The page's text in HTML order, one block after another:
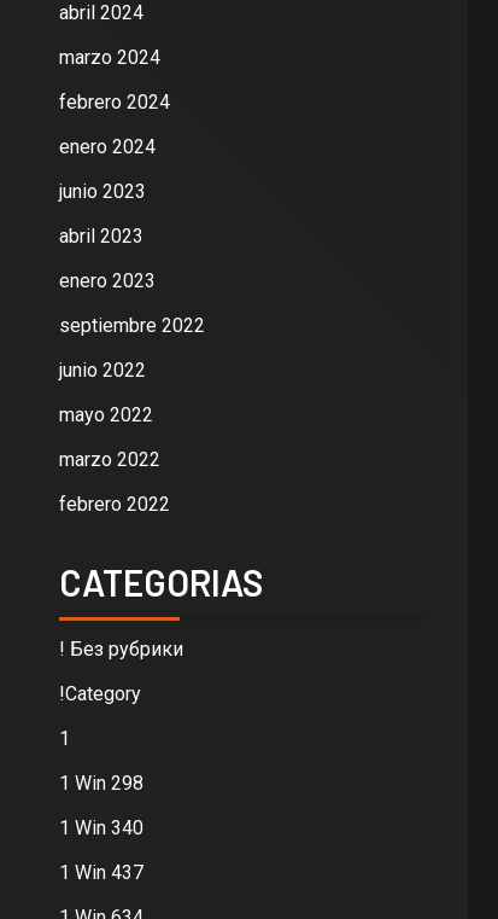
abril 2024
marzo 2024
febrero 2024
enero 2024
junio 2023
abril 2023
enero 2023
septiembre 2022
junio 2022
mayo 2022
marzo 2022
febrero 2022
CATEGORIAS
! Без рубрики
!Category
1
1 Win 298
1 Win 340
1 Win 437